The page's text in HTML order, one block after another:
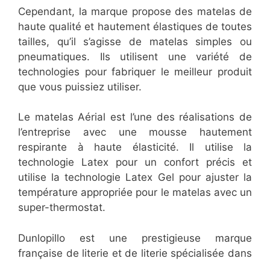
Cependant, la marque propose des matelas de
haute qualité et hautement élastiques de toutes
tailles, qu’il s’agisse de matelas simples ou
pneumatiques. Ils utilisent une variété de
technologies pour fabriquer le meilleur produit
que vous puissiez utiliser.
Le matelas Aérial est l’une des réalisations de
l’entreprise avec une mousse hautement
respirante à haute élasticité. Il utilise la
technologie Latex pour un confort précis et
utilise la technologie Latex Gel pour ajuster la
température appropriée pour le matelas avec un
super-thermostat.
Dunlopillo est une prestigieuse marque
française de literie et de literie spécialisée dans